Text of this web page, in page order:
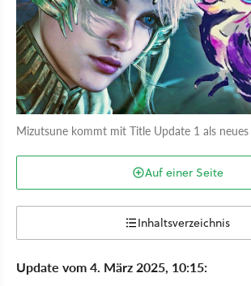
Mizutsune kommt mit Title Update 1 als
Auf einer Seite
Inhaltsverzeichnis
Update vom 4. März 2025, 10:15: